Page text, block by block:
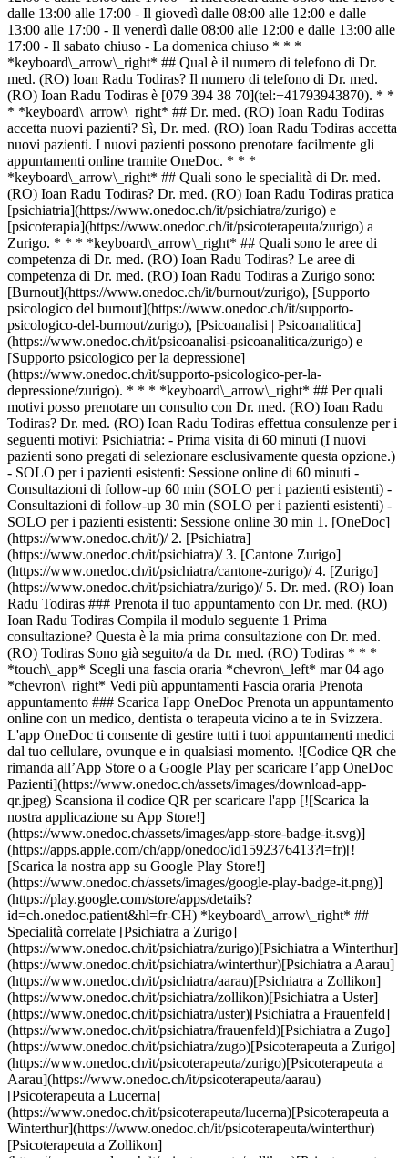
1. [OneDoc](https://www.onedoc.ch/it/)/ 2. [Psichiatra](https://www.onedoc.ch/it/psichiatra)/ 3. [Cantone Zurigo](https://www.onedoc.ch/it/psichiatra/cantone-zurigo)/ 4. [Zurigo](https://www.onedoc.ch/it/psichiatra/zurigo)/ 5. Dr. med. (RO) Ioan Radu Todiras ### Prenota il tuo appuntamento con Dr. med. (RO) Ioan Radu Todiras Compila il modulo seguente 1 Prima consultazione? Questa è la mia prima consultazione con Dr. med. (RO) Todiras Sono già seguito/a da Dr. med. (RO) Todiras * * * *touch\_app* Scegli una fascia oraria *chevron\_left* mar 04 ago *chevron\_right* Vedi più appuntamenti Fascia oraria Prenota appuntamento ### Scarica l'app OneDoc Prenota un appuntamento online con un medico, dentista o terapeuta vicino a te in Svizzera. L'app OneDoc ti consente di gestire tutti i tuoi appuntamenti medici dal tuo cellulare, ovunque e in qualsiasi momento. ![Codice QR che rimanda all’App Store o a Google Play per scaricare l’app OneDoc Pazienti](https://www.onedoc.ch/assets/images/download-app-qr.jpeg) Scansiona il codice QR per scaricare l'app [![Scarica la nostra applicazione su App Store!](https://www.onedoc.ch/assets/images/app-store-badge-it.svg)](https://apps.apple.com/ch/app/onedoc/id1592376413?l=fr)[![Scarica la nostra app su Google Play Store!](https://www.onedoc.ch/assets/images/google-play-badge-it.png)](https://play.google.com/store/apps/details?id=ch.onedoc.patient&hl=fr-CH) *keyboard\_arrow\_right* ## Specialità correlate [Psichiatra a Zurigo](https://www.onedoc.ch/it/psichiatra/zurigo)[Psichiatra a Winterthur](https://www.onedoc.ch/it/psichiatra/winterthur)[Psichiatra a Aarau](https://www.onedoc.ch/it/psichiatra/aarau)[Psichiatra a Zollikon](https://www.onedoc.ch/it/psichiatra/zollikon)[Psichiatra a Uster](https://www.onedoc.ch/it/psichiatra/uster)[Psichiatra a Frauenfeld](https://www.onedoc.ch/it/psichiatra/frauenfeld)[Psichiatra a Zugo](https://www.onedoc.ch/it/psichiatra/zugo)[Psicoterapeuta a Zurigo](https://www.onedoc.ch/it/psicoterapeuta/zurigo)[Psicoterapeuta a Aarau](https://www.onedoc.ch/it/psicoterapeuta/aarau)[Psicoterapeuta a Lucerna](https://www.onedoc.ch/it/psicoterapeuta/lucerna)[Psicoterapeuta a Winterthur](https://www.onedoc.ch/it/psicoterapeuta/winterthur)[Psicoterapeuta a Zollikon](https://www.onedoc.ch/it/psicoterapeuta/zollikon)[Psicoterapeuta a Uster](https://www.onedoc.ch/it/psicoterapeuta/uster)[Psicoterapeuta a Baden](https://www.onedoc.ch/it/psicoterapeuta/baden) *keyboard\_arrow\_right* ## Competenze correlate [Burnout a Zurigo](https://www.onedoc.ch/it/burnout/zurigo)[Burnout a Aarau](https://www.onedoc.ch/it/burnout/aarau)[Burnout a Lucerna](https://www.onedoc.ch/it/burnout/lucerna)[Burnout a Bülach](https://www.onedoc.ch/it/burnout/bulach)[Burnout a Stäfa](https://www.onedoc.ch/it/burnout/stafa)[Burnout a Baden](https://www.onedoc.ch/it/burnout/baden)[Burnout a Winterthur](https://www.onedoc.ch/it/burnout/winterthur)[Burnout a Dielsdorf](https://www.onedoc.ch/it/burnout/dielsdorf)[Burnout a Erlenbach](https://www.onedoc.ch/it/burnout/erlenbach)[Burnout a Horgen](https://www.onedoc.ch/it/burnout/horgen)[Burnout a Kilchberg](https://www.onedoc.ch/it/burnout/kilchberg)[Burnout a Zollikon](https://www.onedoc.ch/it/burnout/zollikon)[Burnout a Thalwil](https://www.onedoc.ch/it/burnout/thalwil)[Burnout a Uster](https://www.onedoc.ch/it/burnout/uster)[Burnout a Malters](https://www.onedoc.ch/it/burnout/malters)[Burnout a Müllheim](https://www.onedoc.ch/it/burnout/mullheim)[Burnout a Zugo](https://www.onedoc.ch/it/burnout/zugo)[Supporto psicologico del burnout a Zurigo](https://www.onedoc.ch/it/supporto-psicologico-del-burnout/zurigo)[Supporto psicologico del burnout a Bülach](https://www.onedoc.ch/it/supporto-psicologico-del-burnout/bulach)[Supporto psicologico del burnout a Malters](https://www.onedoc.ch/it/supporto-psicologico-del-burnout/malters)[Supporto psicologico del burnout a Olten](https://www.onedoc.ch/it/supporto-psicologico-del-burnout/olten) *keyboard\_arrow\_right* ## Ricerche frequenti [Specialista in medicina interna generale a Zurigo](https://www.onedoc.ch/it/specialista-in-medicina-interna-generale/zurigo)[OB-GYN (ostetrico-ginecologo) a Zurigo](https://www.onedoc.ch/it/ob-gyn-ostetrico-ginecologo/zurigo)[Oculista a Zurigo](https://www.onedoc.ch/it/oculista/zurigo)[Massaggiatore classico a Zurigo](https://www.onedoc.ch/it/massaggiatore-classico/zurigo)[Fisioterapista a Zurigo](https://www.onedoc.ch/it/fisioterapista/zurigo)[Medico generico a Zurigo](https://www.onedoc.ch/it/medico-generico/zurigo)[Dermatologo a Zurigo](https://www.onedoc.ch/it/dermatologo/zurigo)[Centro vaccinale a Zurigo](https://www.onedoc.ch/it/centro-vaccinale/zurigo)[Specialista in medicina estetica a Zurigo](https://www.onedoc.ch/it/specialista-in-medicina-estetica/zurigo)[Terapista in riflessologia a Zurigo](https://www.onedoc.ch/it/terapista-in-riflessologia/zurigo)[Terapista in massaggio medico a Zurigo](https://www.onedoc.ch/it/terapista-in-massaggio-medico/zurigo)[Fisioterapista a Winterthur](https://www.onedoc.ch/it/fisioterapista/winterthur)[Osteopata a Zurigo](https://www.onedoc.ch/it/osteopata/zurigo)[Gastroenterologo a Zurigo](https://www.onedoc.ch/it/gastroenterologo/zurigo)[Medico generico a Winterthur](https://www.onedoc.ch/it/medico-generico/winterthur)[Neurologo (incl. specialista in cefalee) a Zurigo](https://www.onedoc.ch/it/neurologo-incl-specialista-in-cefalee/zurigo)[Dentista a Zurigo](https://www.onedoc.ch/it/dentista/zurigo)[Naturopata MCO/TEN a Zurigo](https://www.onedoc.ch/it/naturopata-mco-ten/zurigo)[Prestazioni sanitarie in farmacia a Zurigo](https://www.onedoc.ch/it/prestazioni-sanitarie-in-farmacia/zurigo)[Cardiologo a Zurigo](https://www.onedoc.ch/it/cardiologo/zurigo)[OB-GYN (ostetrico-ginecologo) a Aarau](https://www.onedoc.ch/it/ob-gyn-ostetrico-ginecologo/aarau) *keyboard\_arrow\_right* ## Cerca un professionista [Elenco dei professionisti](https://www.onedoc.ch/it/elenco) [A](https://www.onedoc.ch/it/elenco/A) [B](https://www.onedoc.ch/it/elenco/B) [C](https://www.onedoc.ch/it/elenco/C) [D](https://www.onedoc.ch/it/elenco/D) [E](https://www.onedoc.ch/it/elenco/E) [F](https://www.onedoc.ch/it/elenco/F) [G](https://www.onedoc.ch/it/elenco/G) [H](https://www.onedoc.ch/it/elenco/H) [I](https://www.onedoc.ch/it/elenco/I) [J](https://www.onedoc.ch/it/elenco/J) [K](https://www.onedoc.ch/it/elenco/K) [L](https://www.onedoc.ch/it/elenco/L) [M](https://www.onedoc.ch/it/elenco/M) [N](https://www.onedoc.ch/it/elenco/N) [O](https://www.onedoc.ch/it/elenco/O) [P](https://www.onedoc.ch/it/elenco/P) [Q](https://www.onedoc.ch/it/elenco/Q) [R](https://www.onedoc.ch/it/elenco/R) [S](https://www.onedoc.ch/it/elenco/S) [T](https://www.onedoc.ch/it/elenco/T) [U](https://www.onedoc.ch/it/elenco/U) [V](https://www.onedoc.ch/it/elenco/V) [W](https://www.onedoc.ch/it/elenco/W) [X](https://www.onedoc.ch/it/elenco/X) [Y](https://www.onedoc.ch/it/elenco/Y) [Z](https://www.onedoc.ch/it/elenco/Z) ## OneDoc [Sono un professionista](https://info.onedoc.ch/it/) [Su di noi](https://info.onedoc.ch/it/nostra-missione/) [News e premi](https://info.onedoc.ch/it/media/) [Lavora con noi](https://career.onedoc.ch/it) [Centro privacy](https://privacy.onedoc.ch/it/) [Gestione dei cookie](javascript:Didomi.preferences.show%28%29) [Centro di assistenza](https://help.onedoc.ch/it/) ## Lingue [Deutsch](https://www.onedoc.ch/de/psychiater/zurich/pc11l/dr-med-ro-ioan-radu-todiras) [Français](https://www.onedoc.ch/fr/psychiatre/zurich/pc11l/dr-med-ro-ioan-radu-todiras) [Italiano](https://www.onedoc.ch/it/psichiatra/zurigo/pc11l/dr-med-ro-ioan-radu-todiras) [English](https://www.onedoc.ch/en/psychiatrist/zurich/pc11l/dr-med-ro-ioan-radu-todiras) ## Specialità correlate [Psichiatra a Zurigo](https://www.onedoc.ch/it/psichiatra/zurigo) [Psichiatra a Winterthur](https://www.onedoc.ch/it/psichiatra/winterthur) [Psichiatra a Aarau](https://www.onedoc.ch/it/psichiatra/aarau) [Psichiatra a Zollikon](https://www.onedoc.ch/it/psichiatra/zollikon) [Psichiatra a Uster](https://www.onedoc.ch/it/psichiatra/uster) [Psichiatra a Frauenfeld](https://www.onedoc.ch/it/psichiatra/frauenfeld) [Psichiatra a Zugo](https://www.onedoc.ch/it/psichiatra/zugo) [Psicoterapeuta a Zurigo](https://www.onedoc.ch/it/psicoterapeuta/zurigo) [Psicoterapeuta a Aarau](https://www.onedoc.ch/it/psicoterapeuta/aarau) [Psicoterapeuta a Lucerna](https://www.onedoc.ch/it/psicoterapeuta/lucerna) [Psicoterapeuta a Winterthur](https://www.onedoc.ch/it/psicoterapeuta/winterthur) [Psicoterapeuta a Zollikon](https://www.onedoc.ch/it/psicoterapeuta/zollikon) [Psicoterapeuta a Uster](https://www.onedoc.ch/it/psicoterapeuta/uster) [Psicoterapeuta a Baden](https://www.onedoc.ch/it/psicoterapeuta/baden) ## Competenze correlate [Burnout a Zurigo](https://www.onedoc.ch/it/burnout/zurigo) [Burnout a Aarau](https://www.onedoc.ch/it/burnout/aarau) [Burnout a Lucerna](https://www.onedoc.ch/it/burnout/lucerna) [Burnout a Bülach](https://www.onedoc.ch/it/burnout/bulach) [Burnout a Stäfa](https://www.onedoc.ch/it/burnout/stafa) [Burnout a Baden](https://www.onedoc.ch/it/burnout/baden) [Burnout a Winterthur](https://www.onedoc.ch/it/burnout/winterthur) [Burnout a Dielsdorf](https://www.onedoc.ch/it/burnout/dielsdorf) [Burnout a Erlenbach](https://www.onedoc.ch/it/burnout/erlenbach) [Burnout a Horgen](https://www.onedoc.ch/it/burnout/horgen) [Burnout a Kilchberg](https://www.onedoc.ch/it/burnout/kilchberg) [Burnout a Zollikon](https://www.onedoc.ch/it/burnout/zollikon) [Burnout a Thalwil](https://www.onedoc.ch/it/burnout/thalwil) [Burnout a Uster](https://www.onedoc.ch/it/burnout/uster) [Burnout a Malters](https://www.onedoc.ch/it/burnout/malters) [Burnout a Müllheim](https://www.onedoc.ch/it/burnout/mullheim) [Burnout a Zugo](https://www.onedoc.ch/it/burnout/zugo) [Supporto psicologico del burnout a Zurigo](https://www.onedoc.ch/it/supporto-psicologico-del-burn